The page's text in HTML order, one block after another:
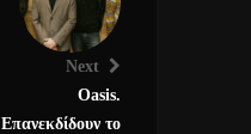
Next
Oasis.
Επανεκδίδουν το